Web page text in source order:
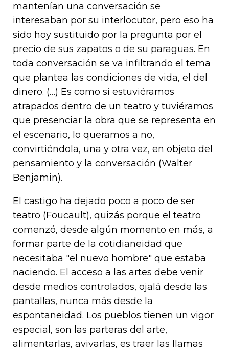
mantenían una conversación se
interesaban por su interlocutor, pero eso ha
sido hoy sustituido por la pregunta por el
precio de sus zapatos o de su paraguas. En
toda conversación se va infiltrando el tema
que plantea las condiciones de vida, el del
dinero. (…) Es como si estuviéramos
atrapados dentro de un teatro y tuviéramos
que presenciar la obra que se representa en
el escenario, lo queramos a no,
convirtiéndola, una y otra vez, en objeto del
pensamiento y la conversación (Walter
Benjamin).
El castigo ha dejado poco a poco de ser
teatro (Foucault), quizás porque el teatro
comenzó, desde algún momento en más, a
formar parte de la cotidianeidad que
necesitaba "el nuevo hombre" que estaba
naciendo. El acceso a las artes debe venir
desde medios controlados, ojalá desde las
pantallas, nunca más desde la
espontaneidad. Los pueblos tienen un vigor
especial, son las parteras del arte,
alimentarlas, avivarlas, es traer las llamas